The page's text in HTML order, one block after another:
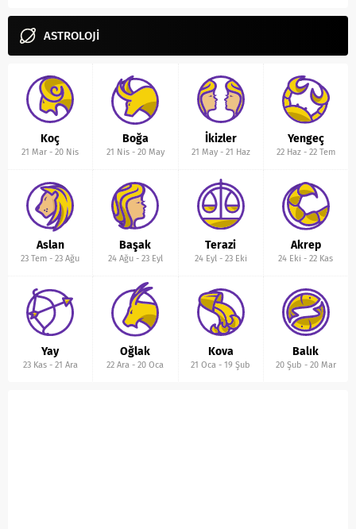
ASTROLOJİ
Koç
21 Mar -20 Nis
Boğa
21 Nis- 20 May
İkizler
21 May- 21 Haz
Yengeç
22 Haz- 22 Tem
Aslan
23 Tem -23 Ağu
Başak
24 Ağu- 23 Eyl
Terazi
24 Eyl - 23 Eki
Akrep
24 Eki -22 Kas
Yay
23 Kas- 21 Ara
Oğlak
22 Ara -20 Oca
Kova
21 Oca -19 Şub
Balık
20 Şub - 20 Mar